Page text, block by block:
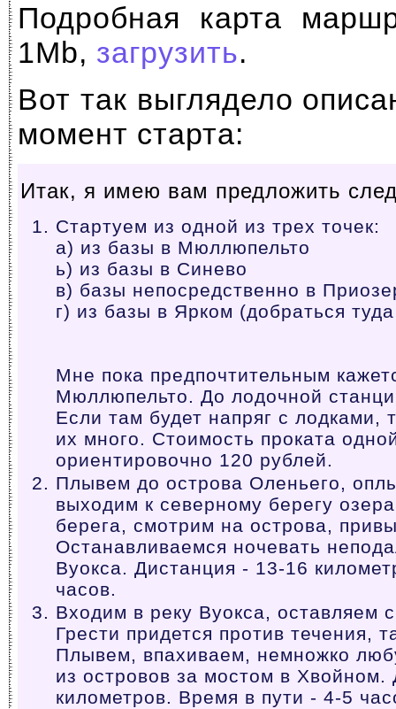
Подробная карта
1Mb, загрузить.
Вот так выглядело
момент старта:
Итак, я имею вам предложить
Стартуем из одной из трех точек:
а) из базы в Мюллюпельто
ь) из базы в Синево
в) базы непосредственно в
г) из базы в Ярком (добраться
Мне пока предпочтительным
Мюллюпельто. До лодочной
Если там будет напряг с лодками,
их много. Стоимость проката
ориентировочно 120 рублей.
Плывем до острова Оленьего,
выходим к северному берегу
берега, смотрим на острова,
Останавливаемся ночевать
Вуокса. Дистанция - 13-16
часов.
Входим в реку Вуокса, оставляем
Грести придется против течения,
Плывем, впахиваем, немножко
из островов за мостом в Хвойном.
километров. Время в пути - 4-5